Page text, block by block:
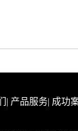
| 产品服务| 成功